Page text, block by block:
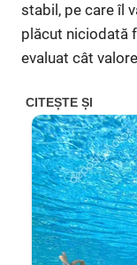
stabil, pe care îl
plăcut niciodată
evaluat cât